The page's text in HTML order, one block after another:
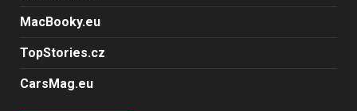
MacBooky.eu
TopStories.cz
CarsMag.eu